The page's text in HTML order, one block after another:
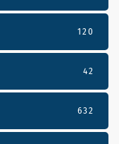
120
42
632